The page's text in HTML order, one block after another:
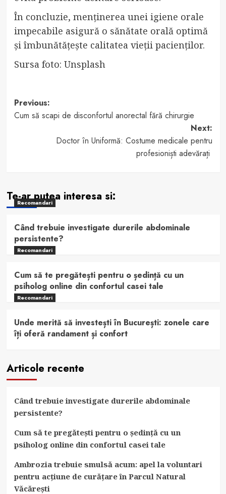
În concluzie, menținerea unei igiene orale
impecabile asigură o sănătate orală optimă
și îmbunătățește calitatea vieții pacienților.
Sursa foto: Unsplash
Post
navigation
Previous:
Cum să scapi de disconfortul anorectal fără chirurgie
Next:
Doctor în Uniformă: Costume medicale pentru
profesioniști adevărați
Te-ar putea interesa si:
Recomandari
Când trebuie investigate durerile abdominale
persistente?
Recomandari
Cum să te pregătești pentru o ședință cu un
psiholog online din confortul casei tale
Recomandari
Unde merită să investești în București: zonele care
îți oferă randament și confort
Articole recente
Când trebuie investigate durerile abdominale
persistente?
Cum să te pregătești pentru o ședință cu un
psiholog online din confortul casei tale
Ambrozia trebuie smulsă acum: apel la voluntari
pentru acțiune de curățare în Parcul Natural
Văcărești